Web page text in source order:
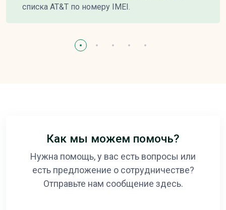
списка AT&T по номеру IMEI.
Как мы можем помочь?
Нужна помощь, у вас есть вопросы или
есть предложение о сотрудничестве?
Отправьте нам сообщение здесь.